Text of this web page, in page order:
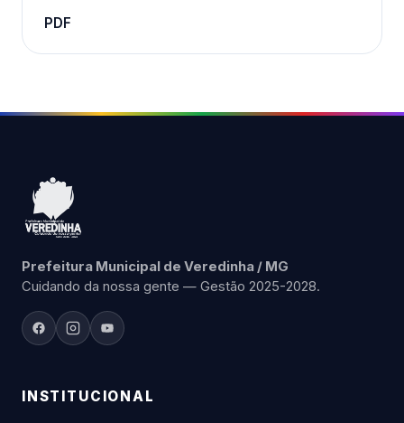
PDF
Prefeitura Municipal de Veredinha / MG
Cuidando da nossa gente — Gestão 2025-2028.
INSTITUCIONAL